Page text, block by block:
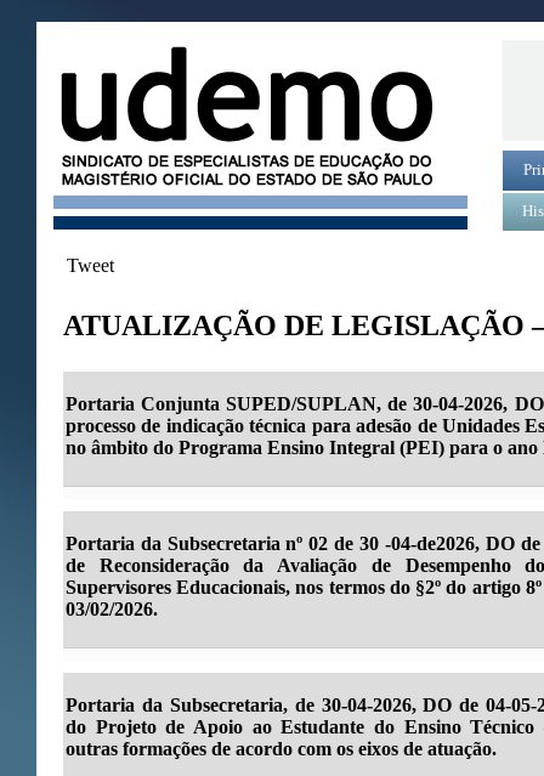
Tweet
ATUALIZAÇÃO DE LEGISLAÇÃO
Portaria Conjunta SUPED/SUPLAN, de 30-04-2026, DO
processo de indicação técnica para adesão de Unidades
no âmbito do Programa Ensino Integral (PEI) para o ano
Portaria da Subsecretaria nº 02 de 30 -04-de2026, DO
de Reconsideração da Avaliação de Desempenho
Supervisores Educacionais, nos termos do §2º do artigo
03/02/2026.
Portaria da Subsecretaria, de 30-04-2026, DO de 04-05-
do Projeto de Apoio ao Estudante do Ensino Técnico
outras formações de acordo com os eixos de atuação.